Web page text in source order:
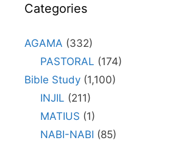
Categories
AGAMA (332)
PASTORAL (174)
Bible Study (1,100)
INJIL (211)
MATIUS (1)
NABI-NABI (85)